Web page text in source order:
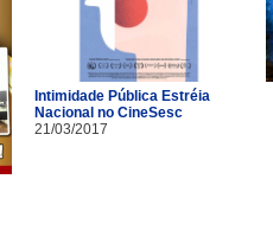
Intimidade Pública Estréia
Nacional no CineSesc
21/03/2017